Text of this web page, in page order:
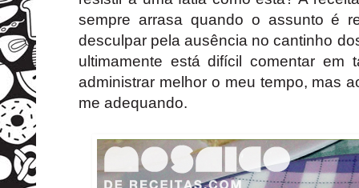
sempre arrasa quando o assunto é
desculpar pela ausência no cantinho
ultimamente está difícil comentar em
administrar melhor o meu tempo, mas
me adequando.